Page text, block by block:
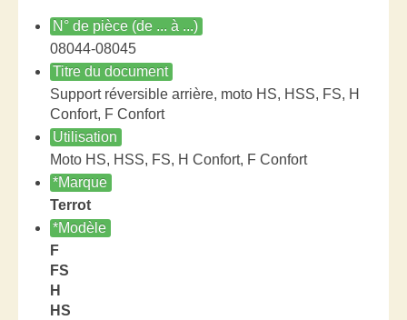
N° de pièce (de ... à ...)
08044-08045
Titre du document
Support réversible arrière, moto HS, HSS, FS, H
Confort, F Confort
Utilisation
Moto HS, HSS, FS, H Confort, F Confort
*Marque
Terrot
*Modèle
F
FS
H
HS